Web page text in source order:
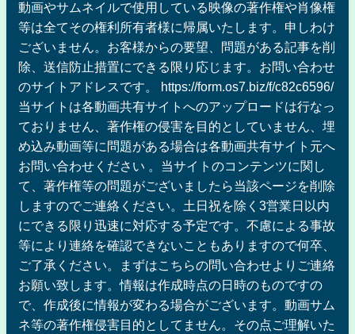
動画やサムネイルで使用している映像の著作権や肖像権
等は全てその権利所有者様に帰属いたします。申しわけ
ございません。お客様からの要望、問題がある記事を削
除、送信防止措置にできる限り応じます。お問い合わせ
のサイトアドレスです。 https://form.os7.biz/f/c82c6596/
当サイトは各動画共有サイトへのアップロードは行なっ
ておりません、著作権の侵害を目的としていません、埋
め込み動画等に問題がある場合は各動画共有サイト元へ
お問い合わせください 。当サイトのコンテンツに関し
て、著作権等の問題がございましたら当該ページを削除
しますのでご連絡ください。土日祝を除く3営業日以内
にできる限り迅速に対応する予定です。不慮による事故
等により連絡を確認できないこともありますので何卒、
ご了承ください。まずはこちらの問い合わせよりご連絡
お願い致します。情報は作成時点の日時のものですの
で、作成後に情報が変わる場合がございます。動画サム
ネ等の著作権侵害目的としてません。その点ご理解いた